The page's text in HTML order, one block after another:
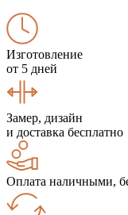
Изготовление
от 5 дней
Замер, дизайн
и доставка бесплатно
Оплата наличными,